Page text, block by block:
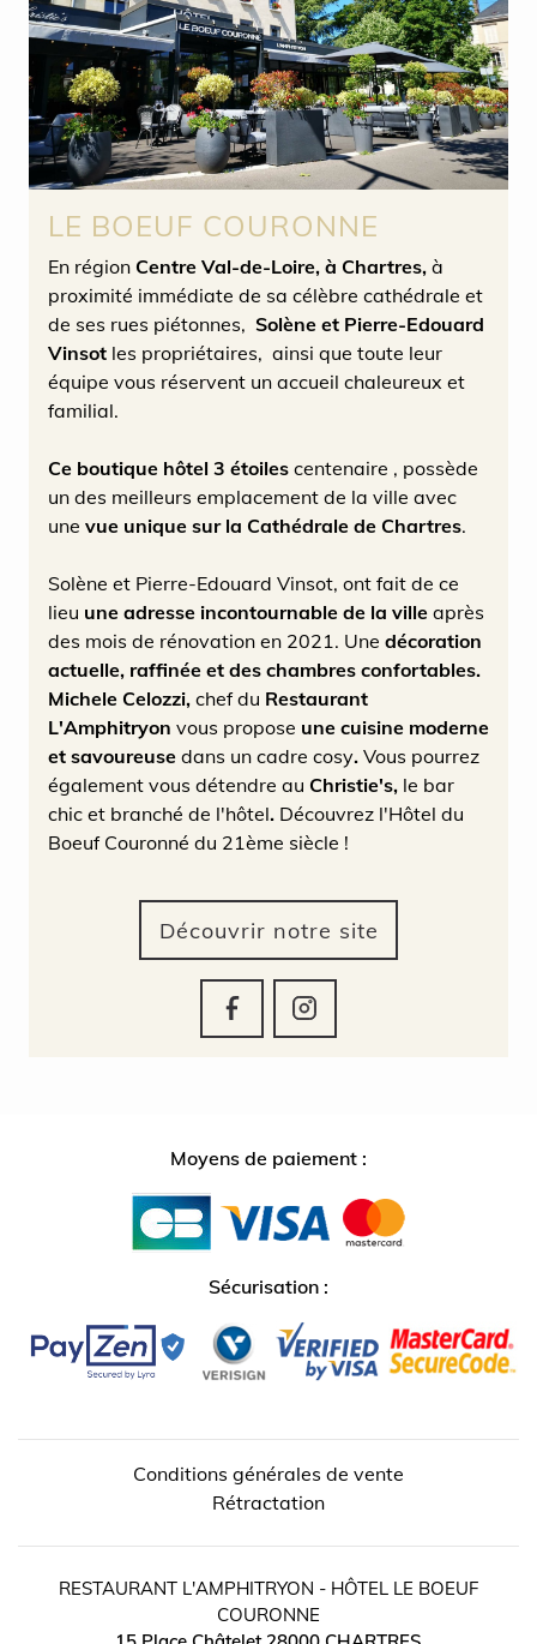
LE BOEUF COURONNE
En région Centre Val-de-Loire, à Chartres, à
proximité immédiate de sa célèbre cathédrale et
de ses rues piétonnes, Solène et Pierre-Edouard
Vinsot les propriétaires, ainsi que toute leur
équipe vous réservent un accueil chaleureux et
familial.
Ce boutique hôtel 3 étoiles centenaire , possède
un des meilleurs emplacement de la ville avec
une vue unique sur la Cathédrale de Chartres.
Solène et Pierre-Edouard Vinsot, ont fait de ce
lieu une adresse incontournable de la ville après
des mois de rénovation en 2021. Une décoration
actuelle, raffinée et des chambres confortables.
Michele Celozzi, chef du Restaurant
L'Amphitryon vous propose une cuisine moderne
et savoureuse dans un cadre cosy. Vous pourrez
également vous détendre au Christie's, le bar
chic et branché de l'hôtel. Découvrez l'Hôtel du
Boeuf Couronné du 21ème siècle !
Découvrir notre site
Moyens de paiement :
Sécurisation :
Conditions générales de vente
Rétractation
RESTAURANT L'AMPHITRYON - HÔTEL LE BOEUF
COURONNE